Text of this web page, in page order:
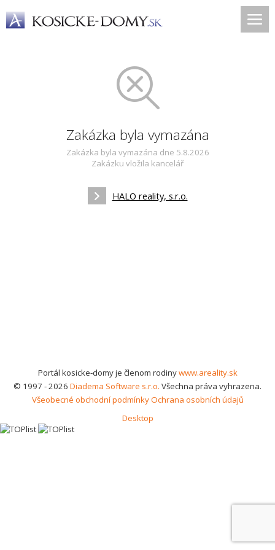
Zakázka byla vymazána
Zakázka byla vymazána dne 5.8.2026
Zakázku vložila kancelář
HALO reality, s.r.o.
Portál kosicke-domy je členom rodinywww.areality.sk
© 1997 - 2026 Diadema Software s.r.o. Všechna práva vyhrazena.
Všeobecné obchodní podmínkyOchrana osobních údajů
Desktop